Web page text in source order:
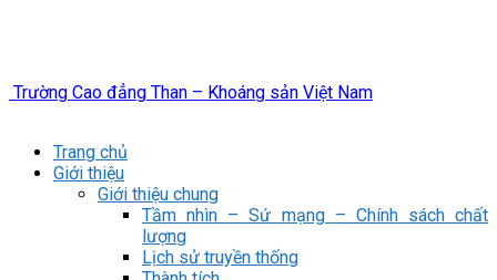
Trường Cao đẳng Than – Khoáng sản Việt Nam
Trang chủ
Giới thiệu
Giới thiệu chung
Tầm nhìn – Sứ mạng – Chính sách chất
lượng
Lịch sử truyền thống